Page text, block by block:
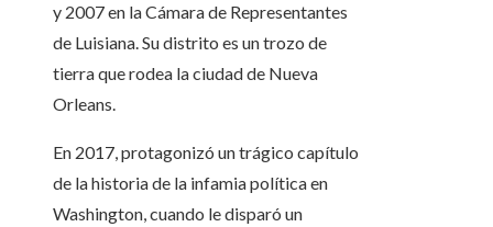
y 2007 en la Cámara de Representantes
de Luisiana. Su distrito es un trozo de
tierra que rodea la ciudad de Nueva
Orleans.
En 2017, protagonizó un trágico capítulo
de la historia de la infamia política en
Washington, cuando le disparó un